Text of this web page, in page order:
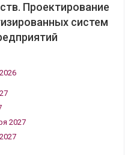
Проектирование
систем
2027